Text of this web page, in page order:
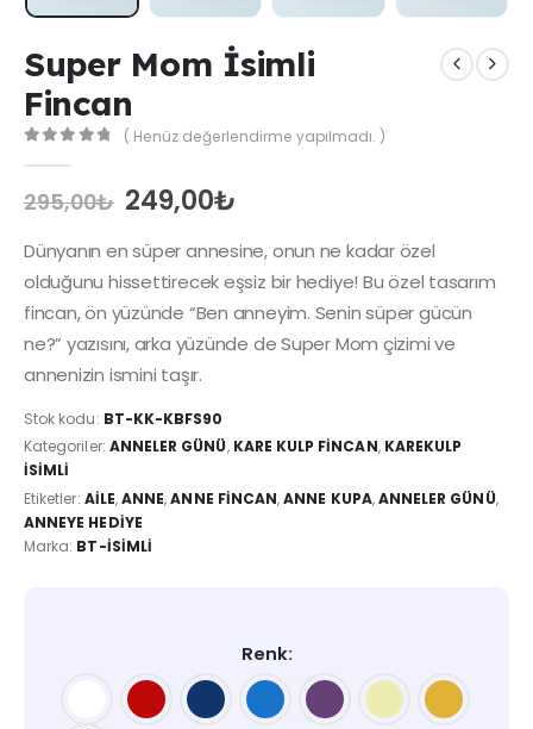
Super Mom İsimli
Fincan
( Henüz değerlendirme yapılmadı. )
295,00₺ Orijinal
fiyat:
295,00₺.
249,00₺
fiyat:
249,00₺.
Dünyanın en süper annesine, onun ne kadar özel
olduğunu hissettirecek eşsiz bir hediye! Bu özel tasarım
fincan, ön yüzünde “Ben anneyim. Senin süper gücün
ne?” yazısını, arka yüzünde de Super Mom çizimi ve
annenizin ismini taşır.
Stok kodu: BT-KK-KBFS90
Kategoriler: ANNELER GÜNÜ, KARE KULP FINCAN, KAREKULP
İSIMLI
Etiketler: AILE,ANNE,ANNE FINCAN,ANNE KUPA,ANNELER GÜNÜ,
ANNEYE HEDIYE
Marka: BT-İSIMLI
Renk